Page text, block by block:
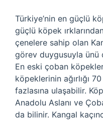
Türkiye’nin en güçlü
güçlü köpek
çenelere sahip olan
görev duygusuyla ünü
En eski çoban
köpeklerinin ağırlığı
fazlasına ulaşabilir.
Anadolu Aslanı ve
da bilinir. Kangal